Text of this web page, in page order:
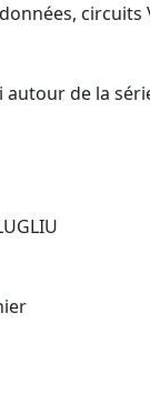
circuits
autour de la